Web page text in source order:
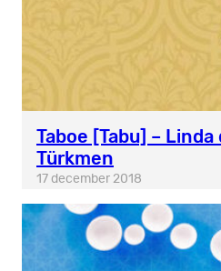
Taboe [Tabu] –
Türkmen
17 december 2018